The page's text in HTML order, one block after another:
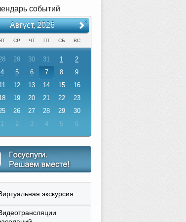
событий
Август, 2026 »
СР ЧТ ПТ СБ ВС
29 30 31 1
2
4 5 6 7 8
9
11 12 13 14 15
16
19 20 21 22
23
26 27 28 29
30
1 2 3 4 5 6
экскурсия